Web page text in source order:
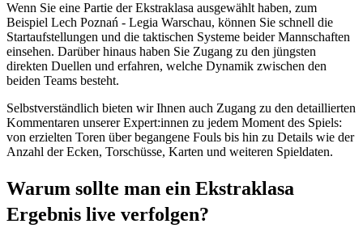
Wenn Sie eine Partie der Ekstraklasa ausgewählt haben, zum
Beispiel Lech Poznań - Legia Warschau, können Sie schnell die
Startaufstellungen und die taktischen Systeme beider Mannschaften
einsehen. Darüber hinaus haben Sie Zugang zu den jüngsten
direkten Duellen und erfahren, welche Dynamik zwischen den
beiden Teams besteht.
Selbstverständlich bieten wir Ihnen auch Zugang zu den detaillierten
Kommentaren unserer Expert:innen zu jedem Moment des Spiels:
von erzielten Toren über begangene Fouls bis hin zu Details wie der
Anzahl der Ecken, Torschüsse, Karten und weiteren Spieldaten.
Warum sollte man ein Ekstraklasa
Ergebnis live verfolgen?